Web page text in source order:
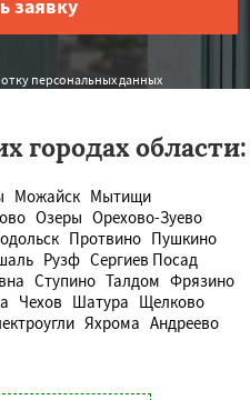
персональных данных
городах области:
Можайск Мытищи
Озеры Орехово-Зуево
Протвино Пушкино
Рузф Сергиев Посад
Ступино Талдом Фрязино
Чехов Шатура Щелково
Яхрома Андреево